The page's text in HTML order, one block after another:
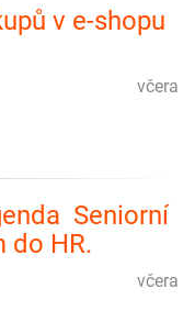
v e-shopu
včera
Seniorní
do HR.
včera